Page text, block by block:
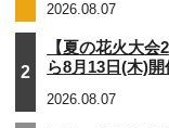
2026.08.07
2
【夏の花火大
ら8月13日(木)
2026.08.07